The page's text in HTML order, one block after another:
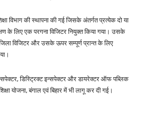
विभाग की स्थापना की गई जिसके अंतर्गत प्रत्येक दो या
के लिए एक परगना विजिटर नियुक्त किया गया। उसके
विजिटर और उसके ऊपर सम्पूर्ण प्रान्त के लिए
डिस्ट्रिक्ट इन्सपेक्टर और डायरेक्टर ऑफ पब्लिक
योजना, बंगाल एवं बिहार में भी लागू कर दी गई।